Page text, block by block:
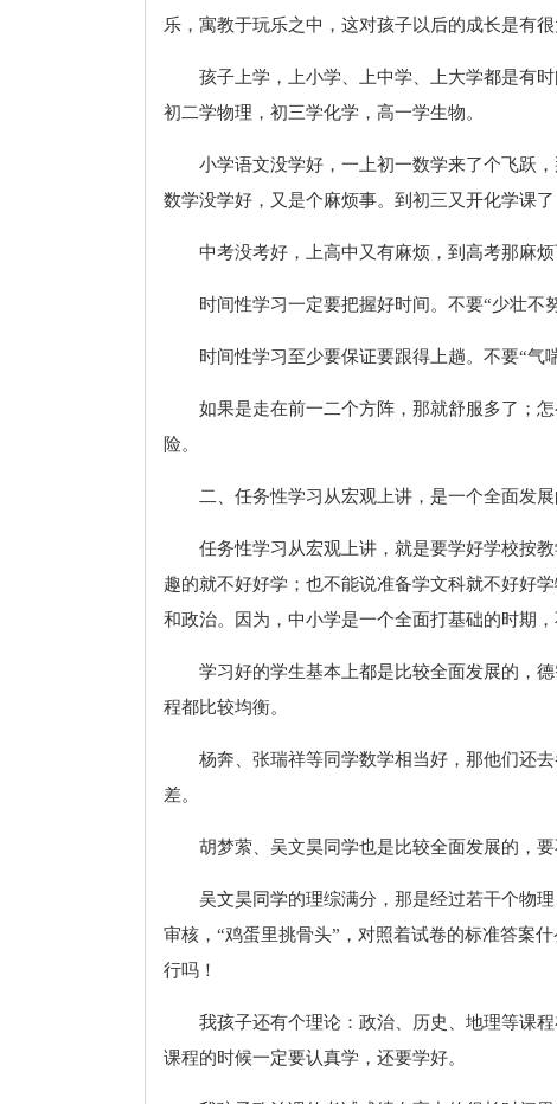
乐，寓教于玩乐之中，这对孩子以后的成长是有很
孩子上学，上小学、上中学、上大学都是有
初二学物理，初三学化学，高一学生物。
小学语文没学好，一上初一数学来了个飞跃
数学没学好，又是个麻烦事。到初三又开化学课
中考没考好，上高中又有麻烦，到高考那麻烦
时间性学习一定要把握好时间。不要“少壮不
时间性学习至少要保证要跟得上趟。不要“气
如果是走在前一二个方阵，那就舒服多了；
险。
二、任务性学习从宏观上讲，是一个全面发展
任务性学习从宏观上讲，就是要学好学校按
趣的就不好好学；也不能说准备学文科就不好好
和政治。因为，中小学是一个全面打基础的时期，
学习好的学生基本上都是比较全面发展的，
程都比较均衡。
杨奔、张瑞祥等同学数学相当好，那他们还
差。
胡梦萦、吴文昊同学也是比较全面发展的，
吴文昊同学的理综满分，那是经过若干个物
审核，“鸡蛋里挑骨头”，对照着试卷的标准答案
行吗！
我孩子还有个理论：政治、历史、地理等课
课程的时候一定要认真学，还要学好。